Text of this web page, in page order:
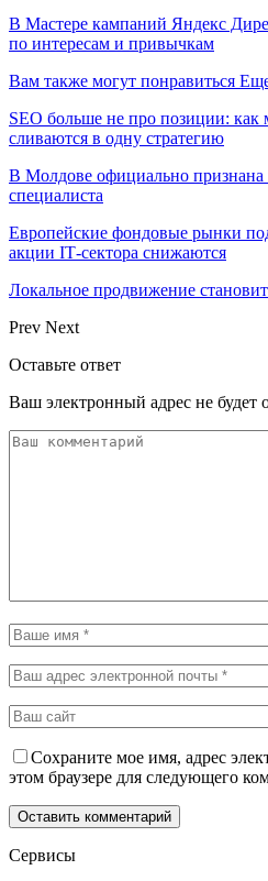
В Мастере кампаний Яндекс
по интересам и привычкам
Вам также могут понравиться
SEO больше не про позиции: как
сливаются в одну стратегию
В Молдове официально признана
специалиста
Европейские фондовые рынки
акции IT‑сектора снижаются
Локальное продвижение
Prev Next
Оставьте ответ
Ваш электронный адрес не будет
Сохраните мое имя, адрес
этом браузере для следующего
Сервисы